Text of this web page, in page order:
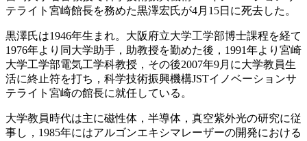
テライト宮崎館長を務めた黒澤宏氏が4月15日に死去した。
黒澤氏は1946年生まれ。大阪府立大学工学部博士課程を経て
1976年より同大学助手，助教授を勤めた後，1991年より宮崎
大学工学部電気工学科教授，その後2007年9月に大学教員生
活に終止符を打ち，科学技術振興機構JSTイノベーションサ
テライト宮崎の館長に就任している。
大学教員時代は主に磁性体，半導体，真空紫外光の研究に従
事し，1985年にはアルゴンエキシマレーザーの開発における